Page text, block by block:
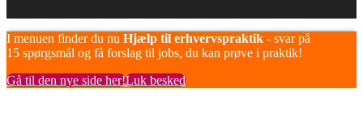
I menuen finder du nu Hjælp til erhvervspraktik - svar på
15 spørgsmål og få forslag til jobs, du kan prøve i praktik!
Gå til den nye side her!Luk besked